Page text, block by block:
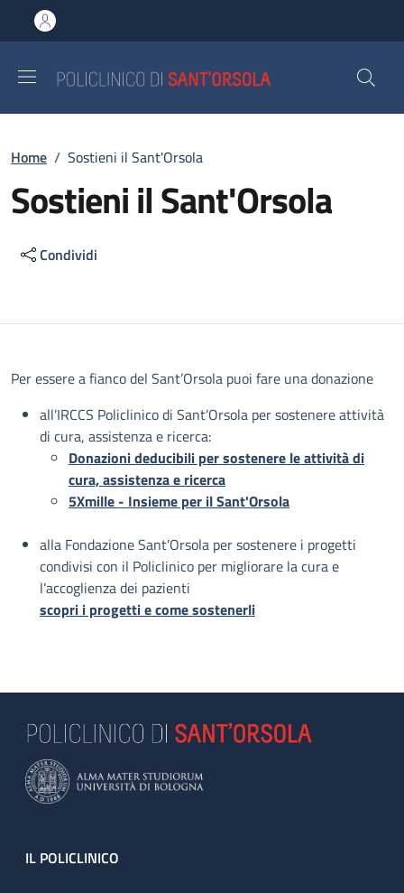
al contenuto principale
to footer content
Briciole di pane
Home / Sostieni il Sant'Orsola
Sostieni il Sant'Orsola
Condividi
Descrizione
Per essere a fianco del Sant’Orsola puoi fare una donazione
all’IRCCS Policlinico di Sant’Orsola per sostenere attività
di cura, assistenza e ricerca:
Donazioni deducibili per sostenere le attività di
cura, assistenza e ricerca
5Xmille - Insieme per il Sant'Orsola
alla Fondazione Sant’Orsola per sostenere i progetti
condivisi con il Policlinico per migliorare la cura e
l’accoglienza dei pazienti
scopri i progetti e come sostenerli
Footer
IL POLICLINICO